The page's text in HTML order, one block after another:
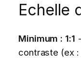
Echelle
Minimum : 1:1
contraste (ex :